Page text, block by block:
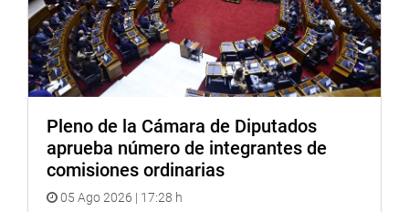
Chucuito, conocida como la Ciudad de las Cajas Reales,
fue sede del Señorío de Lupaqa en la cultura Tiwanaku y
se ubica en las riberas del Lago Titicaca. Sus danzas,
artesanías y gastronomía basada en productos andinos
enriquecen su potencial turístico, que ahora queda bajo
una protección legal que busca consolidarlo como motor
de desarrollo regional.
OFICINA DE COMUNICACIONES E IMAGEN
INSTITUCIONAL
Pleno de la Cámara de Diputados
aprueba número de integrantes de
comisiones ordinarias
05 Ago 2026 | 17:28 h